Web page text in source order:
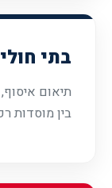
בתי
תיאום
בין מוסדות